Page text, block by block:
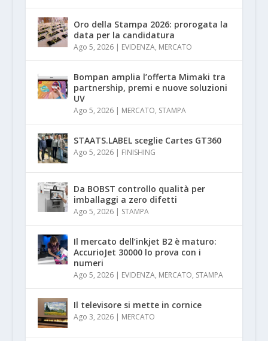
Oro della Stampa 2026: prorogata la
data per la candidatura
Ago 5, 2026| EVIDENZA, MERCATO
Bompan amplia l’offerta Mimaki tra
partnership, premi e nuove soluzioni
UV
Ago 5, 2026| MERCATO, STAMPA
STAATS.LABEL sceglie Cartes GT360
Ago 5, 2026| FINISHING
Da BOBST controllo qualità per
imballaggi a zero difetti
Ago 5, 2026| STAMPA
Il mercato dell’inkjet B2 è maturo:
AccurioJet 30000 lo prova con i
numeri
Ago 5, 2026| EVIDENZA, MERCATO, STAMPA
Il televisore si mette in cornice
Ago 3, 2026| MERCATO